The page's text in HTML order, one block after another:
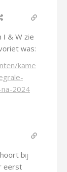
I & W zie
was:
kame
2024
bij
eerst